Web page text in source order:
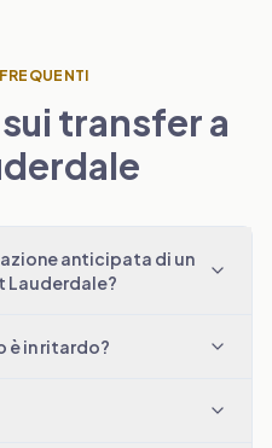
transfer a
anticipata di un
Lauderdale?
è in ritardo?